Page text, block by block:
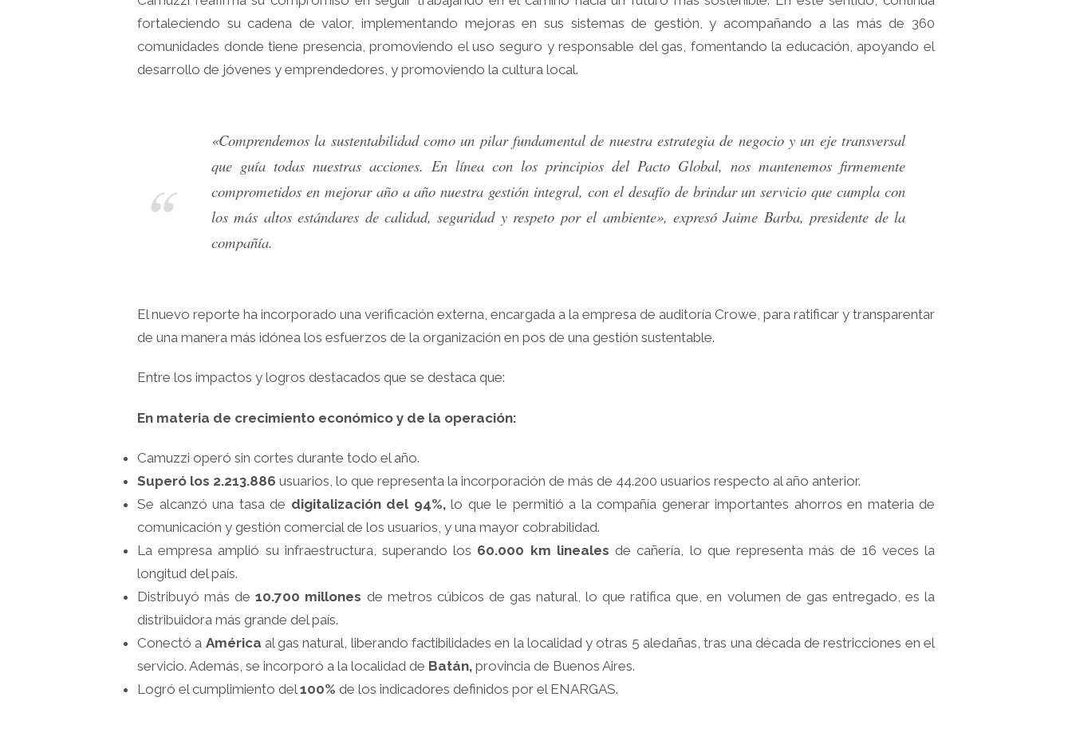
fortaleciendo su cadena de valor, implementando mejoras en sus sistemas de gestión, y acompañando a las más de 360
comunidades donde tiene presencia, promoviendo el uso seguro y responsable del gas, fomentando la educación, apoyando el
desarrollo de jóvenes y emprendedores, y promoviendo la cultura local.
«Comprendemos la sustentabilidad como un pilar fundamental de nuestra estrategia de negocio y un eje transversal
que guía todas nuestras acciones. En línea con los principios del Pacto Global, nos mantenemos firmemente
comprometidos en mejorar año a año nuestra gestión integral, con el desafío de brindar un servicio que cumpla con
los más altos estándares de calidad, seguridad y respeto por el ambiente», expresó Jaime Barba, presidente de la
compañía.
El nuevo reporte ha incorporado una verificación externa, encargada a la empresa de auditoría Crowe, para ratificar y transparentar
de una manera más idónea los esfuerzos de la organización en pos de una gestión sustentable.
Entre los impactos y logros destacados que se destaca que:
En materia de crecimiento económico y de la operación:
Camuzzi operó sin cortes durante todo el año.
Superó los 2.213.886 usuarios, lo que representa la incorporación de más de 44.200 usuarios respecto al año anterior.
Se alcanzó una tasa de digitalización del 94%,lo que le permitió a la compañía generar importantes ahorros en materia de
comunicación y gestión comercial de los usuarios, y una mayor cobrabilidad.
La empresa amplió su infraestructura, superando los 60.000 km lineales de cañería, lo que representa más de 16 veces la
longitud del país.
Distribuyó más de10.700 millones de metros cúbicos de gas natural, lo que ratifica que, en volumen de gas entregado, es la
distribuidora más grande del país.
Conectó a América al gas natural, liberando factibilidades en la localidad y otras 5 aledañas, tras una década de restricciones en el
servicio. Además, se incorporó a la localidad de Batán, provincia de Buenos Aires.
Logró el cumplimiento del 100% de los indicadores definidos por el ENARGAS.